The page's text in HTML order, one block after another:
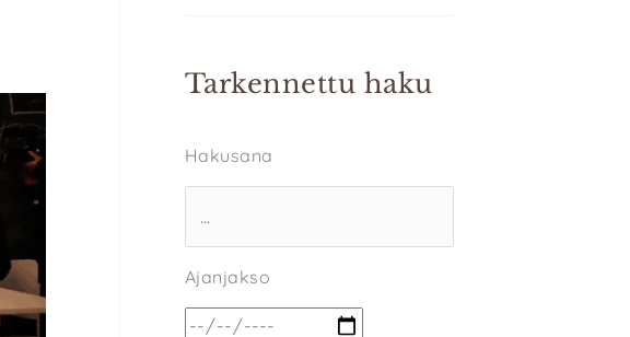
Tarkennettu haku
Hakusana
Ajanjakso